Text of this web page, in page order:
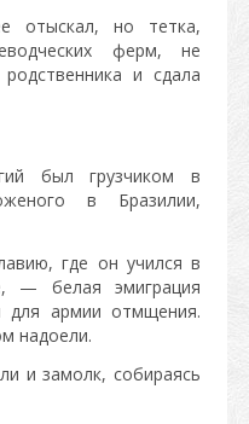
отыскал, но тетка,
ферм, не
и сдала
был грузчиком в
в Бразилии,
где он учился в
— белая эмиграция
для армии отмщения.
надоели.
и замолк, собираясь